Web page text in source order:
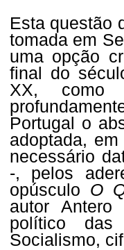
Esta questão
tomada em
uma opção
final do
XX, como
Portugal o
adoptada,
necessário
-, pelos
opúsculo O
autor Antero
político das
Socialismo,